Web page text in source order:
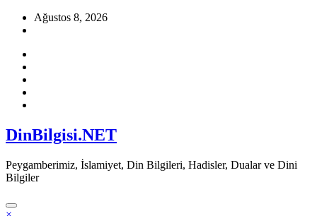
İçeriğe Ağustos 8, 2026
DinBilgisi.NET
Peygamberimiz, İslamiyet, Din Bilgileri, Hadisler, Dualar ve Dini
Bilgiler